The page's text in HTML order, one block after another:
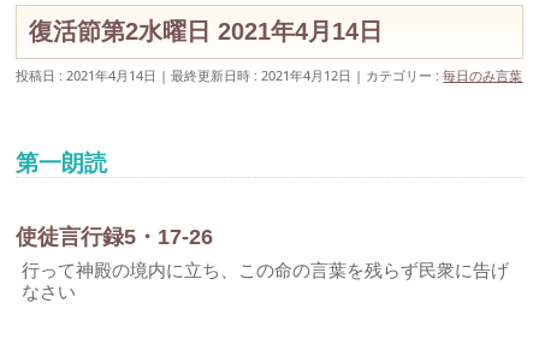
復活節第2水曜日 2021年4月14日
投稿日 : 2021年4月14日 最終更新日時 : 2021年4月12日 カテゴリー :毎日のみ言葉
第一朗読
使徒言行録5・17-26
行って神殿の境内に立ち、この命の言葉を残らず民衆に告げ
なさい